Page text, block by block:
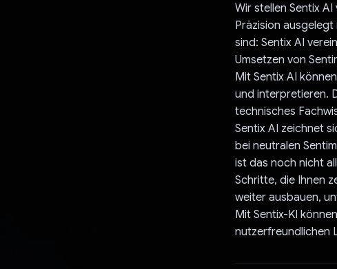
Wir stellen Sentix
Präzision
sind: Sentix AI
Umsetzen von
Mit Sentix AI
und interpretieren.
technisches
Sentix AI zeichnet
bei neutralen
ist das noch nicht
Schritte, die Ihnen
weiter ausbauen,
Mit Sentix-KI
nutzerfreundlichen